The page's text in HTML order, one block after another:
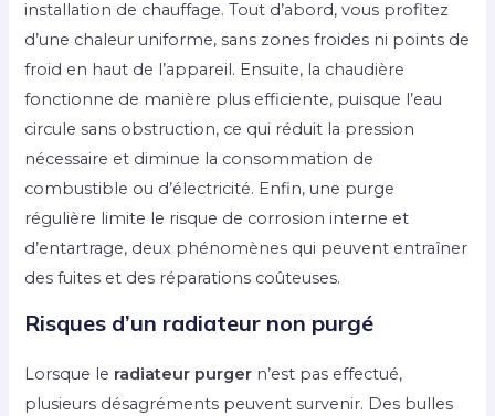
installation de chauffage. Tout d’abord, vous profitez
d’une chaleur uniforme, sans zones froides ni points de
froid en haut de l’appareil. Ensuite, la chaudière
fonctionne de manière plus efficiente, puisque l’eau
circule sans obstruction, ce qui réduit la pression
nécessaire et diminue la consommation de
combustible ou d’électricité. Enfin, une purge
régulière limite le risque de corrosion interne et
d’entartrage, deux phénomènes qui peuvent entraîner
des fuites et des réparations coûteuses.
Risques d’un radiateur non purgé
Lorsque le radiateur purger n’est pas effectué,
plusieurs désagréments peuvent survenir. Des bulles